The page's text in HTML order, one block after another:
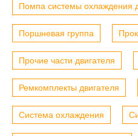
Помпа системы охлаждения
Поршневая группа
Прочие части двигателя
Ремкомплекты двигателя
Система охлаждения